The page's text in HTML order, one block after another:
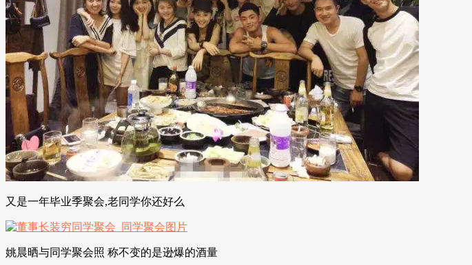
又是一年毕业季聚会,老同学你还好么
姚晨晒与同学聚会照 称不变的是逊爆的酒量